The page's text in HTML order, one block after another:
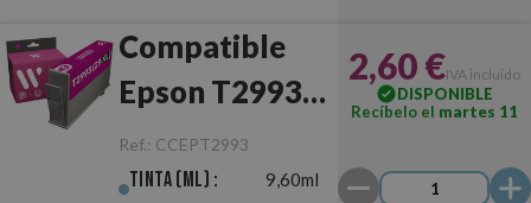
Compatible
Epson T2993
(29XL)
Magenta
Ref.: CCEPT2993
Tinta (ml) : 9,60ml
2,60 €IVA incluido
DISPONIBLE
Recíbelo el martes 11